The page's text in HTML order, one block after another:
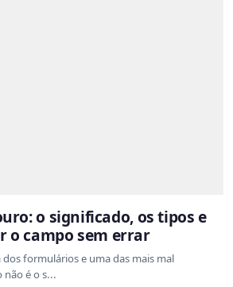
o significado, os tipos e
o campo sem errar
dos formulários e uma das mais mal
é o s...